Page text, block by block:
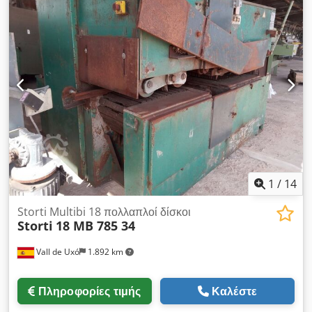
ροής αναρρόφησης αέρα 2000 κυβικά μέτρα/ώρα Djdszqg R
Iopfx Abnokr 45 μέτρα/δευτερόλεπτο Απόδοση με 8
εκτοξευτήρες
1 / 14
Vall de Uxó 1.892 km
Storti Multibi 18 πολλαπλοί δίσκοι
Storti 18 MB 785 34
Πληροφορίες τιμής Καλέστε